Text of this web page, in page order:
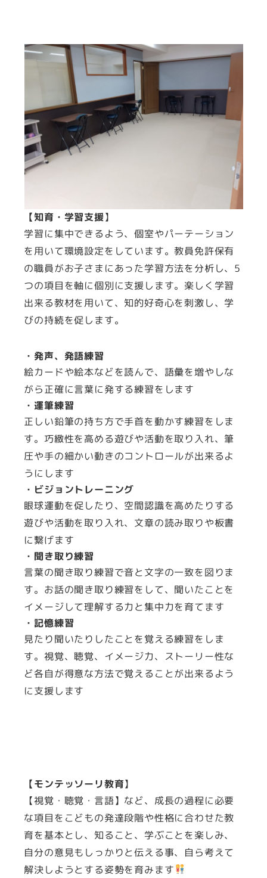
【知育・学習支援】
学習に集中できるよう、個室やパーテーション
を用いて環境設定をしています。教員免許保有
の職員がお子さまにあった学習方法を分析し、5
つの項目を軸に個別に支援します。楽しく学習
出来る教材を用いて、知的好奇心を刺激し、学
びの持続を促します。
・発声、発語練習
絵カードや絵本などを読んで、語彙を増やしな
がら正確に言葉に発する練習をします
・運筆練習
正しい鉛筆の持ち方で手首を動かす練習をしま
す。巧緻性を高める遊びや活動を取り入れ、筆
圧や手の細かい動きのコントロールが出来るよ
うにします
・ビジョントレーニング
眼球運動を促したり、空間認識を高めたりする
遊びや活動を取り入れ、文章の読み取りや板書
に繋げます
・聞き取り練習
言葉の聞き取り練習で音と文字の一致を図りま
す。お話の聞き取り練習をして、聞いたことを
イメージして理解する力と集中力を育てます
・記憶練習
見たり聞いたりしたことを覚える練習をしま
す。視覚、聴覚、イメージ力、ストーリー性な
ど各自が得意な方法で覚えることが出来るよう
に支援します
【モンテッソーリ教育】
【視覚・聴覚・言語】など、成長の過程に必要
な項目をこどもの発達段階や性格に合わせた教
育を基本とし、知ること、学ぶことを楽しみ、
自分の意見もしっかりと伝える事、自ら考えて
解決しようとする姿勢を育みます